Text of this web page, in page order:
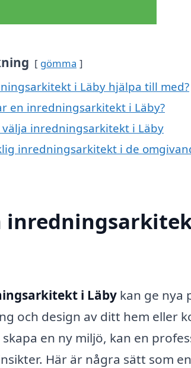
gömma
i Läby hjälpa till med?
en inredningsarkitekt i Läby?
inredningsarkitekt i Läby
inredningsarkitekt i de
i Läby kan ge nya
och design av ditt hem eller
en ny miljö, kan en
Här är några sätt som